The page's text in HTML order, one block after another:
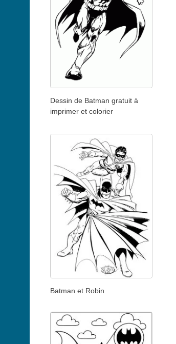
Dessin de Batman gratuit à
imprimer et colorier
Batman et Robin